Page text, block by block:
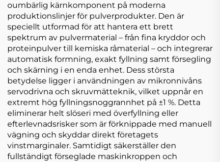
oumbärlig kärnkomponent på moderna
produktionslinjer för pulverprodukter. Den är
speciellt utformad för att hantera ett brett
spektrum av pulvermaterial – från fina kryddor och
proteinpulver till kemiska råmaterial – och integrerar
automatisk formning, exakt fyllning samt försegling
och skärning i en enda enhet. Dess största
betydelse ligger i användningen av mikronnivåns
servodrivna och skruvmätteknik, vilket uppnår en
extremt hög fyllningsnoggrannhet på ±1 %. Detta
eliminerar helt slöseri med överfyllning eller
efterlevnadsrisker som är förknippade med manuell
vägning och skyddar direkt företagets
vinstmarginaler. Samtidigt säkerställer den
fullständigt förseglade maskinkroppen och